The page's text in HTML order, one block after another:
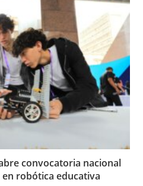
convocatoria nacional
robótica educativa